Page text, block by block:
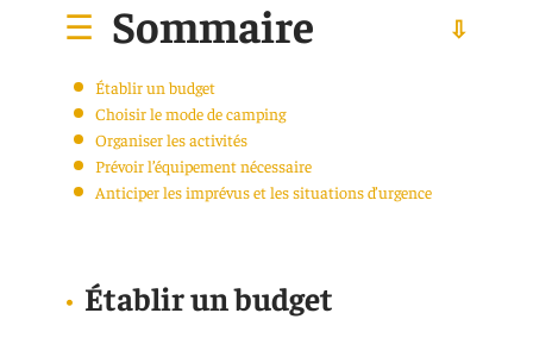
Sommaire
Établir un budget
Choisir le mode de camping
Organiser les activités
Prévoir l’équipement nécessaire
Anticiper les imprévus et les situations d’urgence
Établir un budget